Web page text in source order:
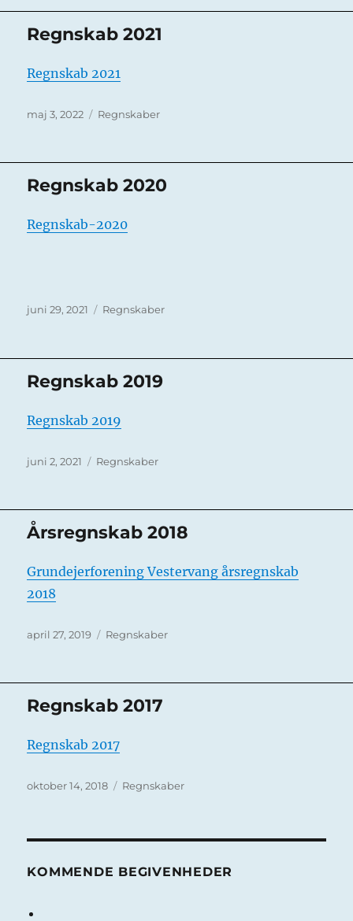
Regnskab 2021
Regnskab 2021
Udgivet
maj 3, 2022 Kategorier
Regnskaber
Regnskab 2020
Regnskab-2020
Udgivet
juni 29, 2021 Kategorier
Regnskaber
Regnskab 2019
Regnskab 2019
Udgivet
juni 2, 2021 Kategorier
Regnskaber
Årsregnskab 2018
Grundejerforening Vestervang årsregnskab
2018
Udgivet
april 27, 2019 Kategorier
Regnskaber
Regnskab 2017
Regnskab 2017
Udgivet
oktober 14, 2018 Kategorier
Regnskaber
KOMMENDE BEGIVENHEDER